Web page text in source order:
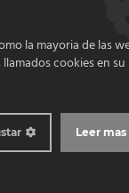
la mayoria de las
cookies en su
Leer mas